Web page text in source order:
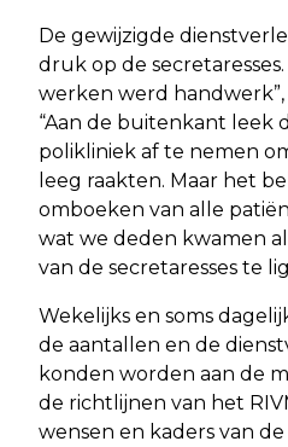
De gewijzigde
druk op de
werken werd
“Aan de buitenkant leek
polikliniek af te nemen
leeg raakten. Maar het
omboeken van alle
wat we deden kwamen
van de secretaresses te
Wekelijks en soms
de aantallen en de
konden worden aan de
de richtlijnen van het
wensen en kaders van